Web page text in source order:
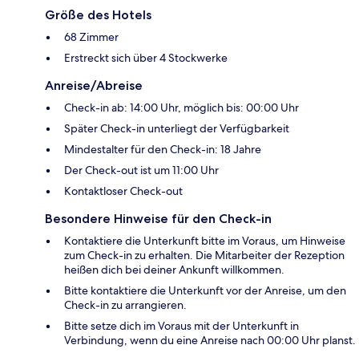
Größe des Hotels
68 Zimmer
Erstreckt sich über 4 Stockwerke
Anreise/Abreise
Check-in ab: 14:00 Uhr, möglich bis: 00:00 Uhr
Später Check-in unterliegt der Verfügbarkeit
Mindestalter für den Check-in: 18 Jahre
Der Check-out ist um 11:00 Uhr
Kontaktloser Check-out
Besondere Hinweise für den Check-in
Kontaktiere die Unterkunft bitte im Voraus, um Hinweise
zum Check-in zu erhalten. Die Mitarbeiter der Rezeption
heißen dich bei deiner Ankunft willkommen.
Bitte kontaktiere die Unterkunft vor der Anreise, um den
Check-in zu arrangieren.
Bitte setze dich im Voraus mit der Unterkunft in
Verbindung, wenn du eine Anreise nach 00:00 Uhr planst.